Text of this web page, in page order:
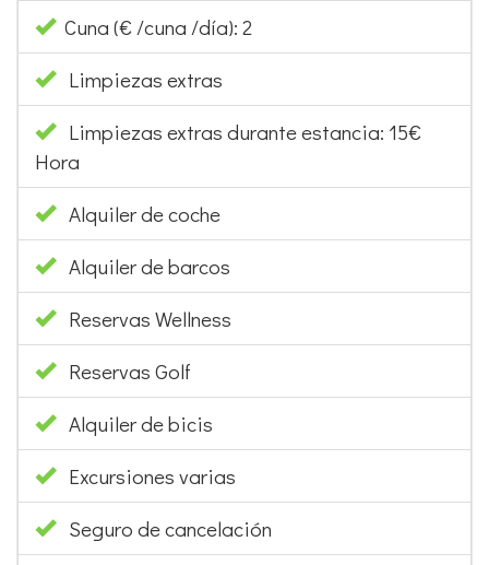
Cuna (€ /cuna /día): 2
Limpiezas extras
Limpiezas extras durante estancia: 15€
Hora
Alquiler de coche
Alquiler de barcos
Reservas Wellness
Reservas Golf
Alquiler de bicis
Excursiones varias
Seguro de cancelación